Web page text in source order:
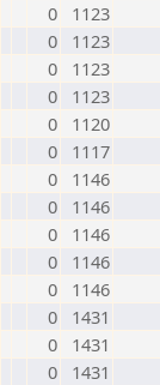
0
1123
0
1123
0
1123
0
1123
0
1120
0
1117
0
1146
0
1146
0
1146
0
1146
0
1146
0
1431
0
1431
0
1431